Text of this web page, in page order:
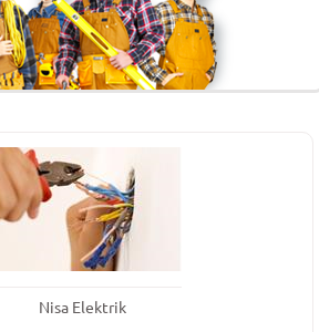
Nisa Elektrik